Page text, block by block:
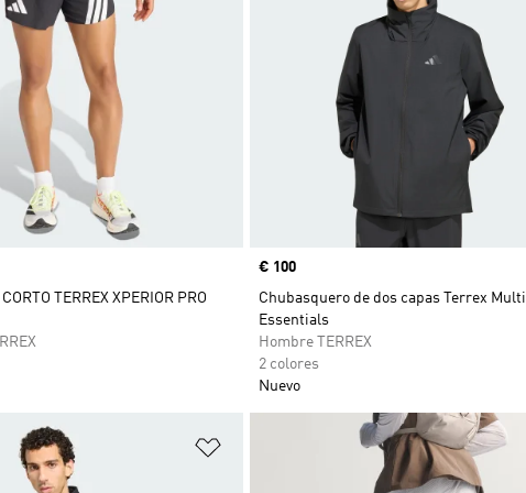
TERREX XPERIOR PRO
Precio
€ 100
Chubasquero de dos capas Terrex Multi
Essentials
Hombre TERREX
2 colores
Nuevo
de deseos Añadir a la lista de deseos